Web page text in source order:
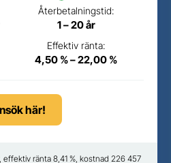
Återbetalningstid:
1 – 20 år
Effektiv ränta:
4,50 % – 22,00 %
här!
effektiv ränta 8,41 %, kostnad 226 457